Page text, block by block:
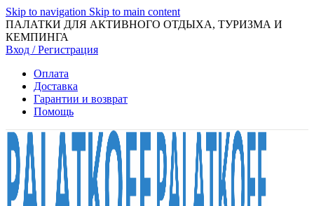
Skip to navigation Skip to main content
ПАЛАТКИ ДЛЯ АКТИВНОГО ОТДЫХА, ТУРИЗМА И
КЕМПИНГА
Вход / Регистрация
Оплата
Доставка
Гарантии и возврат
Помощь